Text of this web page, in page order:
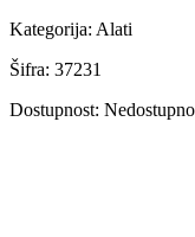
Kategorija: Alati
Šifra: 37231
Dostupnost: Nedostupno